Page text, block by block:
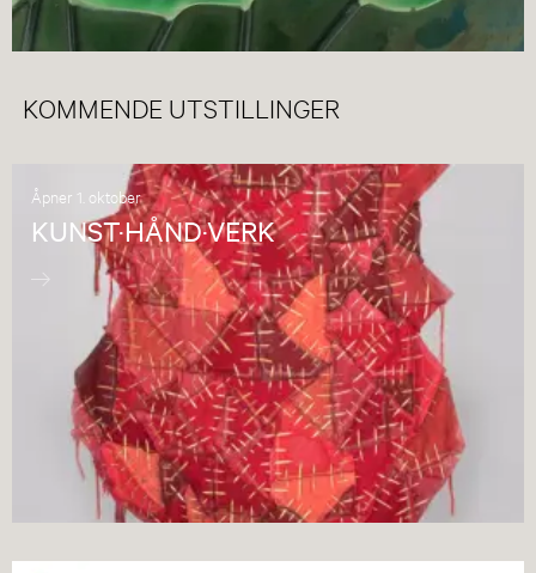
KOMMENDE UTSTILLINGER
Åpner 1. oktober
KUNST·HÅND·VERK